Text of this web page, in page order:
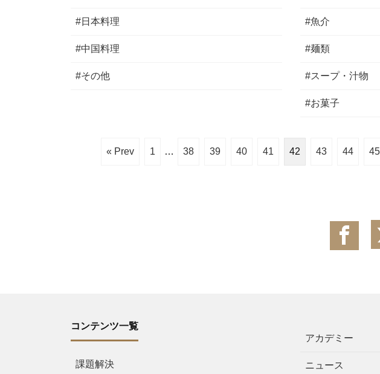
#日本料理
#中国料理
#その他
#魚介
#麺類
#スープ・汁物
#お菓子
« Prev 1 … 38 39 40 41 42 43 44 45
コンテンツ一覧
課題解決
アカデミー
ニュース